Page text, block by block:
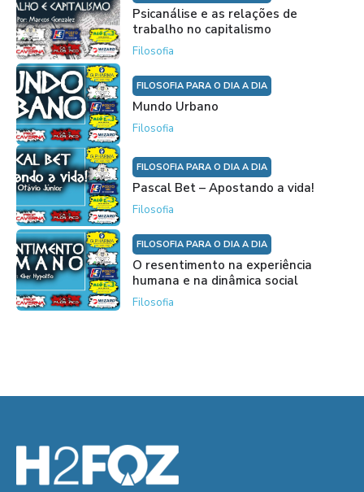
Psicanálise e as relações de
trabalho no capitalismo
Filosofia
FILOSOFIA PARA O DIA A DIA
Mundo Urbano
Filosofia
FILOSOFIA PARA O DIA A DIA
Pascal Bet – Apostando a vida!
Filosofia
FILOSOFIA PARA O DIA A DIA
O resentimento na experiência
humana e na dinâmica social
Filosofia